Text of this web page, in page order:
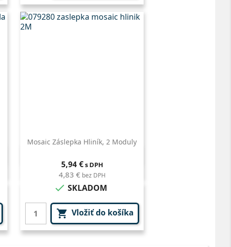
Mosaic Záslepka Hliník, 2 Moduly
Cena
5,94 €s DPH
4,83 € bez DPH
 SKLADOM
 Vložiť do košíka